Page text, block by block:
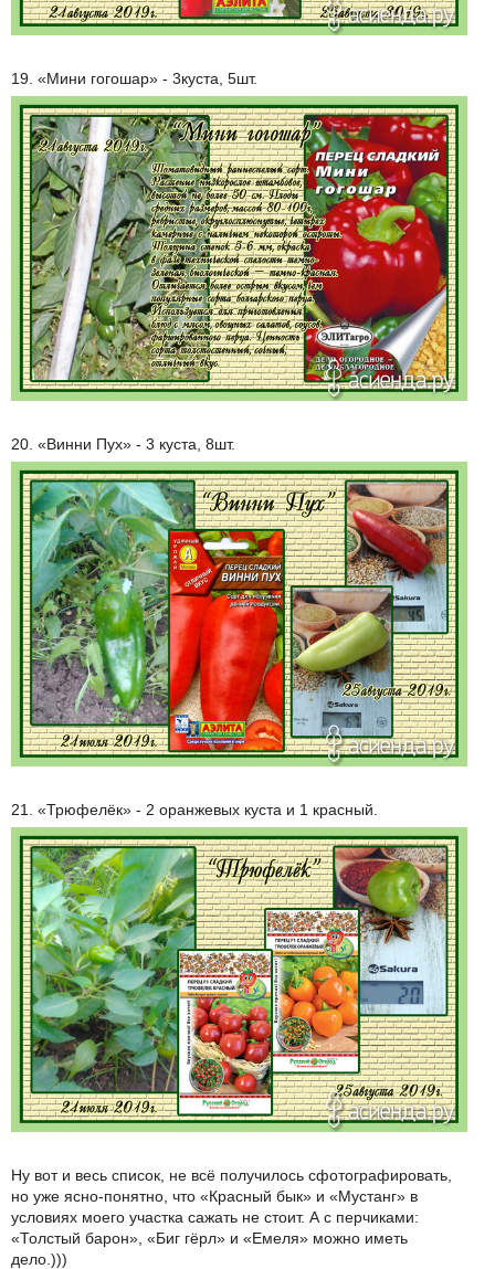
19. «Мини гогошар» - 3куста, 5шт.
20. «Винни Пух» - 3 куста, 8шт.
21. «Трюфелёк» - 2 оранжевых куста и 1 красный.
Ну вот и весь список, не всё получилось сфотографировать,
но уже ясно-понятно, что «Красный бык» и «Мустанг» в
условиях моего участка сажать не стоит. А с перчиками:
«Толстый барон», «Биг гёрл» и «Емеля» можно иметь
дело.)))